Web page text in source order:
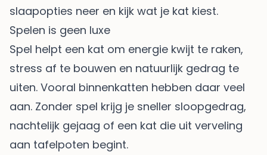
slaapopties neer en kijk wat je kat kiest.
Spelen is geen luxe
Spel helpt een kat om energie kwijt te raken,
stress af te bouwen en natuurlijk gedrag te
uiten. Vooral binnenkatten hebben daar veel
aan. Zonder spel krijg je sneller sloopgedrag,
nachtelijk gejaag of een kat die uit verveling
aan tafelpoten begint.